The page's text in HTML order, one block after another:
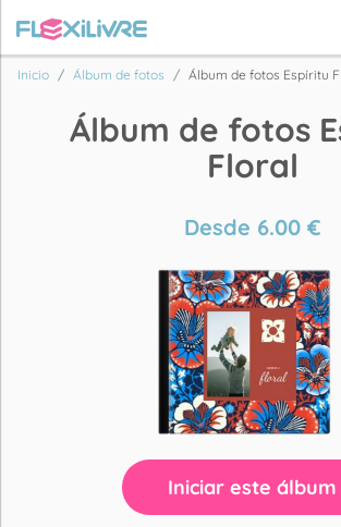
Inicio Álbum de fotos Álbum de fotos Espíritu
Álbum de fotos
Floral
Desde 6.00€
Iniciar este álbum